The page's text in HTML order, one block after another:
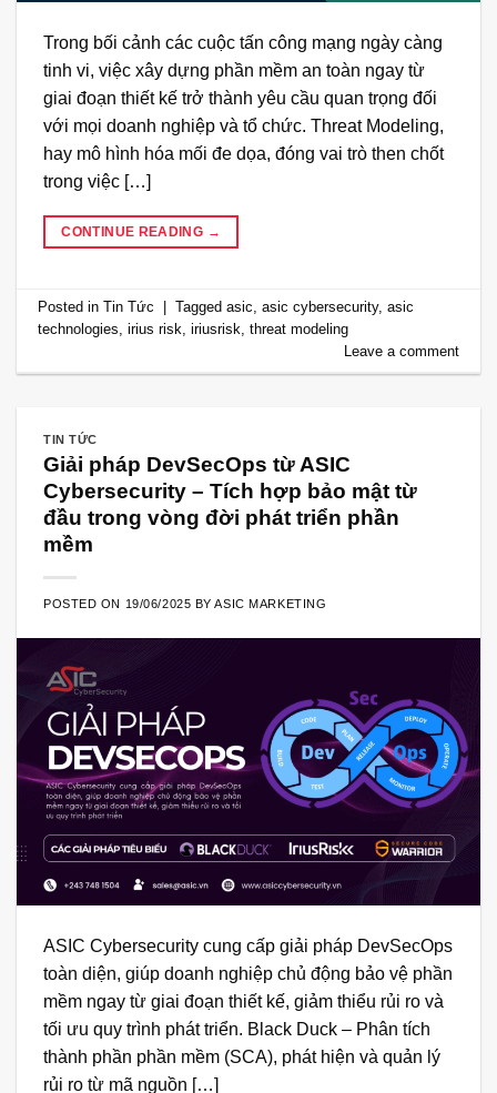
Trong bối cảnh các cuộc tấn công mạng ngày càng
tinh vi, việc xây dựng phần mềm an toàn ngay từ
giai đoạn thiết kế trở thành yêu cầu quan trọng đối
với mọi doanh nghiệp và tổ chức. Threat Modeling,
hay mô hình hóa mối đe dọa, đóng vai trò then chốt
trong việc […]
CONTINUE READING →
Posted inTin Tức Taggedasic ,asic cybersecurity,asic
technologies ,irius risk ,iriusrisk ,threat modeling
Leave a comment
TIN TỨC
Giải pháp DevSecOps từ ASIC
Cybersecurity – Tích hợp bảo mật từ
đầu trong vòng đời phát triển phần
mềm
POSTED ON 19/06/2025 BYASIC MARKETING
ASIC Cybersecurity cung cấp giải pháp DevSecOps
toàn diện, giúp doanh nghiệp chủ động bảo vệ phần
mềm ngay từ giai đoạn thiết kế, giảm thiểu rủi ro và
tối ưu quy trình phát triển. Black Duck – Phân tích
thành phần phần mềm (SCA), phát hiện và quản lý
rủi ro từ mã nguồn […]